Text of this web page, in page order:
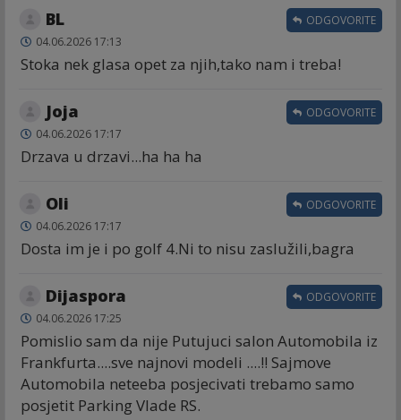
BL
04.06.2026 17:13
Stoka nek glasa opet za njih,tako nam i treba!
ODGOVORITE
Joja
04.06.2026 17:17
Drzava u drzavi...ha ha ha
ODGOVORITE
Oli
04.06.2026 17:17
Dosta im je i po golf 4.Ni to nisu zaslužili,bagra
ODGOVORITE
Dijaspora
04.06.2026 17:25
Pomislio sam da nije Putujuci salon Automobila iz
Frankfurta....sve najnovi modeli ....!! Sajmove
Automobila neteeba posjecivati trebamo samo
posjetit Parking Vlade RS.
ODGOVORITE